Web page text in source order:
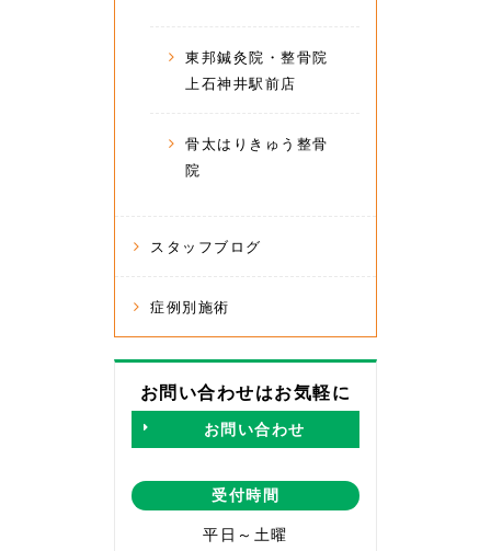
東邦鍼灸院・整骨院
上石神井駅前店
骨太はりきゅう整骨
院
スタッフブログ
症例別施術
お問い合わせはお気軽に
お問い合わせ
受付時間
平日～土曜